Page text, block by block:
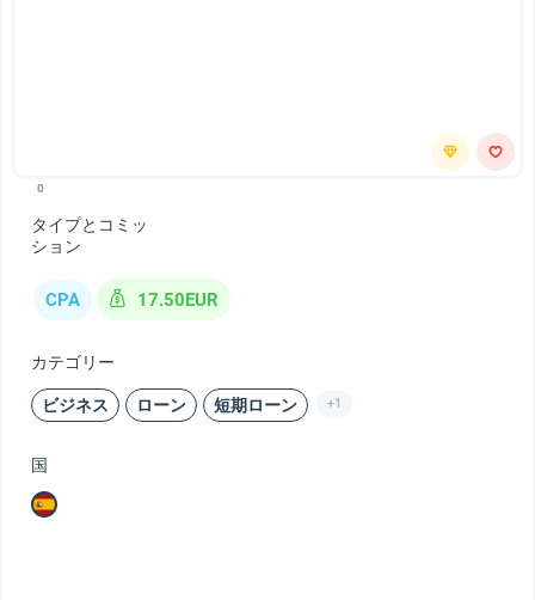
0
タイプとコミッ
ション
CPA 17.50EUR
カテゴリー
ビジネス ローン 短期ローン +1
国